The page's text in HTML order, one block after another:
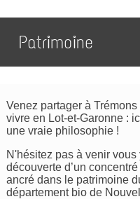
Patrimoine
Venez partager à
vivre en Lot-et-Garonne :
une vraie philosophie !
N'hésitez pas à venir
découverte d’un
ancré dans le patrimoine
département bio de